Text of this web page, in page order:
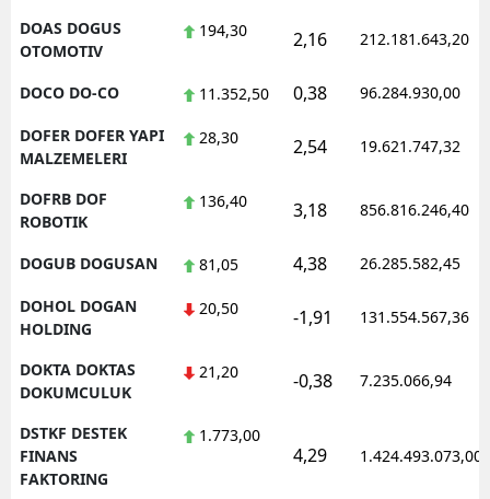
DOAS DOGUS
OTOMOTIV
194,30 2,16 212.181.643,20
DOCO DO-CO 11.352,50 0,38 96.284.930,00
DOFER DOFER YAPI
MALZEMELERI
28,30 2,54 19.621.747,32
DOFRB DOF
ROBOTIK
136,40 3,18 856.816.246,40
DOGUB DOGUSAN 81,05 4,38 26.285.582,45
DOHOL DOGAN
HOLDING
20,50 -1,91 131.554.567,36
DOKTA DOKTAS
DOKUMCULUK
21,20 -0,38 7.235.066,94
DSTKF DESTEK
FINANS
FAKTORING
1.773,00
4,29 1.424.493.073,00